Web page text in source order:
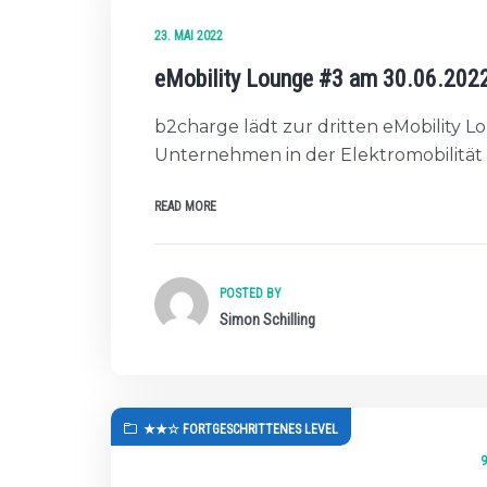
23. MAI 2022
eMobility Lounge #3 am
b2charge lädt zur dritten eMobility
Unternehmen in der Elektromobilität
READ MORE
POSTED BY
Simon Schilling
★★☆ FORTGESCHRITTENES LEVEL